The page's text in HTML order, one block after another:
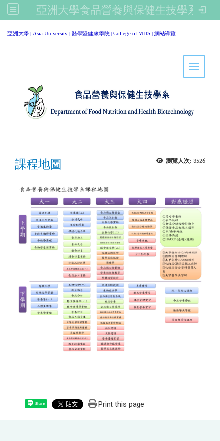
亞洲大學食品營養與保健生技學系
亞洲大學 | Asia University | 醫學暨健康學院 | College of MHS | 網站導覽
Toggle
瀏覽人次: 3526
課程地圖
Share Print this page